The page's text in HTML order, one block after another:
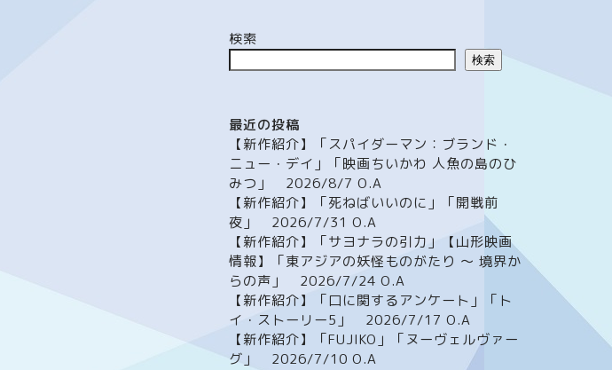
検索
検索
最近の投稿
【新作紹介】「スパイダーマン：ブランド・
ニュー・デイ」「映画ちいかわ 人魚の島のひ
みつ」 2026/8/7 O.A
【新作紹介】「死ねばいいのに」「開戦前
夜」 2026/7/31 O.A
【新作紹介】「サヨナラの引力」【山形映画
情報】「東アジアの妖怪ものがたり ～ 境界か
らの声」 2026/7/24 O.A
【新作紹介】「口に関するアンケート」「ト
イ・ストーリー5」 2026/7/17 O.A
【新作紹介】「FUJIKO」「ヌーヴェルヴァー
グ」 2026/7/10 O.A